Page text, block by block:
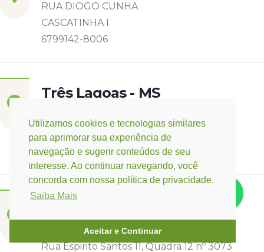
Utilizamos cookies e tecnologias similares
para aprimorar sua experiência de
navegação e sugerir conteúdos de seu
interesse. Ao continuar navegando, você
concorda com nossa política de privacidade.
Saiba Mais
Aceitar e Continuar
RUA DIOGO CUNHA
CASCATINHA I
6799142-8006
Três Lagoas - MS
Rua Eurídice Chagas Cruz, 2675
Centro
(67) 9 9249-5406
Campo Verde - MT
Rondonópolis - MT
Rua Espirito Santos 11, Quadra 12 nº 3073